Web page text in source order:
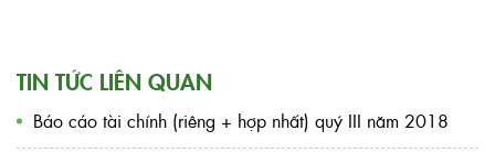
TIN TỨC LIÊN QUAN
Báo cáo tài chính (riêng + hợp nhất) quý III năm 2018